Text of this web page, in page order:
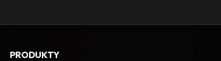
PRODUKTY